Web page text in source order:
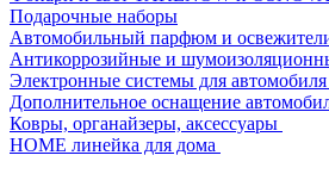
Подарочные наборы
Автомобильный парфюм и
Антикоррозийные и
Электронные системы для автомобиля
Дополнительное оснащение
Ковры, органайзеры, аксессуары
HOME линейка для дома